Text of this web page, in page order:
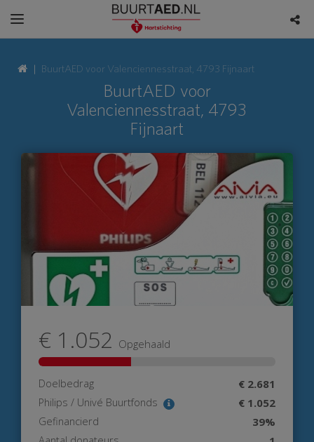
BuurtAED voor Valenciennesstraat, 4793 Fijnaart
BuurtAED voor
Valenciennesstraat, 4793
Fijnaart
€ 1.052 Opgehaald
Doelbedrag € 2.681
Philips / Univé Buurtfonds € 1.052
Gefinancierd 39%